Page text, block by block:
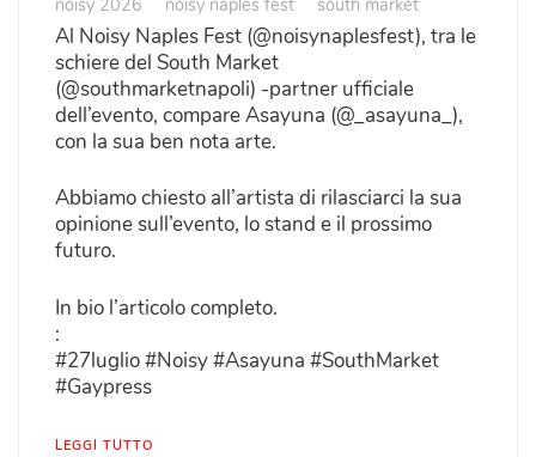
Al Noisy Naples Fest (@noisynaplesfest), tra le
schiere del South Market
(@southmarketnapoli) -partner ufficiale
dell’evento, compare Asayuna (@_asayuna_),
con la sua ben nota arte.
Abbiamo chiesto all’artista di rilasciarci la sua
opinione sull’evento, lo stand e il prossimo
futuro.
In bio l’articolo completo.
:
#27luglio #Noisy #Asayuna #SouthMarket
#Gaypress
LEGGI TUTTO